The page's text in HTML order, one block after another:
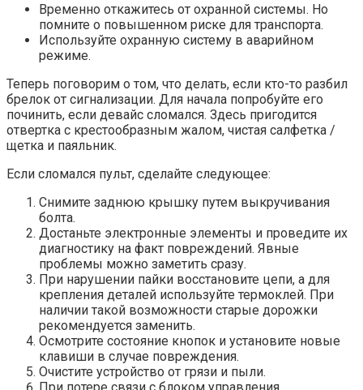
Временно откажитесь от охранной системы. Но
помните о повышенном риске для транспорта.
Используйте охранную систему в аварийном
режиме.
Теперь поговорим о том, что делать, если кто-то разбил
брелок от сигнализации. Для начала попробуйте его
починить, если девайс сломался. Здесь пригодится
отвертка с крестообразным жалом, чистая салфетка /
щетка и паяльник.
Если сломался пульт, сделайте следующее:
Снимите заднюю крышку путем выкручивания
болта.
Достаньте электронные элементы и проведите их
диагностику на факт повреждений. Явные
проблемы можно заметить сразу.
При нарушении пайки восстановите цепи, а для
крепления деталей используйте термоклей. При
наличии такой возможности старые дорожки
рекомендуется заменить.
Осмотрите состояние кнопок и установите новые
клавиши в случае повреждения.
Очистите устройство от грязи и пыли.
При потере связи с блоком управления